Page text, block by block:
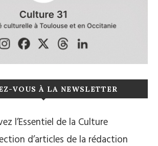
VOUS À LA NEWSLETTER
l’Essentiel de la Culture
d’articles de la rédaction